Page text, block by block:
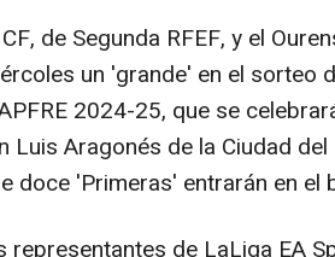
de Segunda RFEF, y el
un 'grande' en el sorteo
2024-25, que se
Luis Aragonés de la Ciudad
doce 'Primeras' entrarán en el
representantes de LaLiga EA